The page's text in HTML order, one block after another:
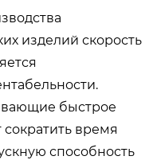
изделий скорость
быстрое
время
способность